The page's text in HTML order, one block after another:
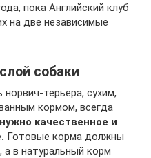
пока Английский клуб
на две независимые
собаки
терьера, сухим,
кормом, всегда
нужно качественное и
Готовые корма должны
в натуральный корм